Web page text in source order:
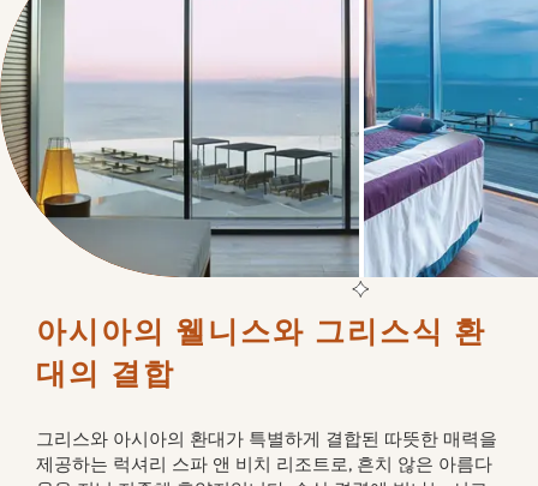
아시아의 웰니스와 그리스식 환
그리스와 아시아의 환대가 특별하게 결합된 따뜻한 매력을
제공하는 럭셔리 스파 앤 비치 리조트로, 흔치 않은 아름다